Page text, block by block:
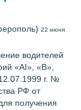
22 июня
водителей
«АI», «B»,
г. №
РФ от
получения